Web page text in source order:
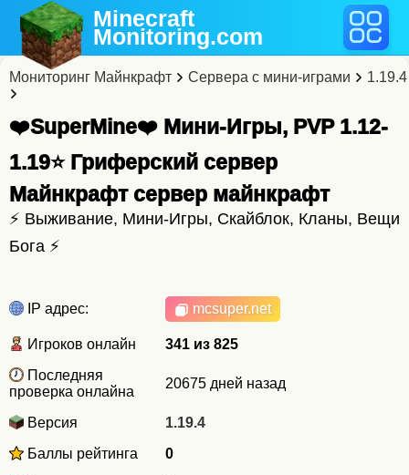
Minecraft
Monitoring.com
Мониторинг Майнкрафт Сервера с мини-играми 1.19.4
❤️SuperMine❤️ Мини-Игры, PVP 1.12-
1.19⭐ Гриферский сервер
Майнкрафт cервер майнкрафт
⚡ Выживание, Мини-Игры, Скайблок, Кланы, Вещи
Бога ⚡
IP адрес: mcsuper.net
Игроков онлайн
341 из 825
Последняя
проверка онлайна
20675 дней назад
Версия
1.19.4
Баллы рейтинга
0